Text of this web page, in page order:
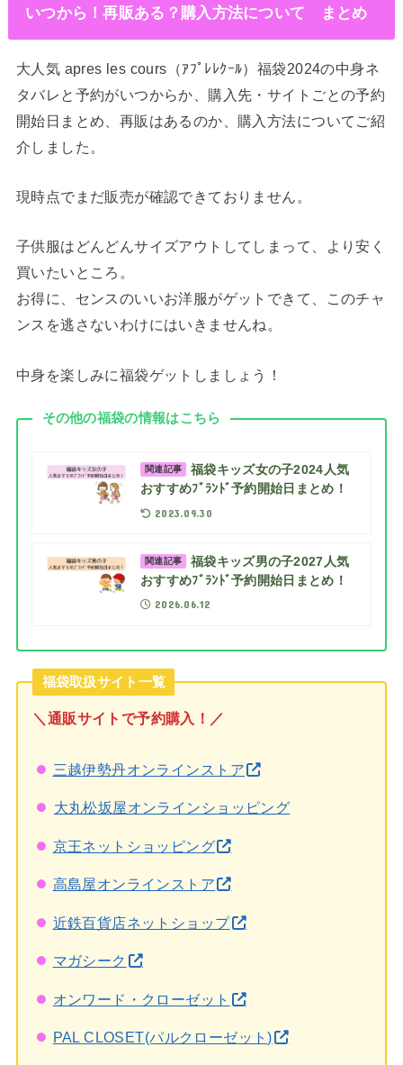
いつから！再販ある？購入方法について まとめ
大人気 apres les cours（ｱﾌﾟﾚﾚｸｰﾙ）福袋2024の中身ネ
タバレと予約がいつからか、購入先・サイトごとの予約
開始日まとめ、再販はあるのか、購入方法についてご紹
介しました。
現時点でまだ販売が確認できておりません。
子供服はどんどんサイズアウトしてしまって、より安く
買いたいところ。
お得に、センスのいいお洋服がゲットできて、このチャ
ンスを逃さないわけにはいきませんね。
中身を楽しみに福袋ゲットしましょう！
その他の福袋の情報はこちら
関連記事
福袋キッズ女の子2024人気
おすすめﾌﾞﾗﾝﾄﾞ予約開始日まとめ！
2023.09.30
関連記事
福袋キッズ男の子2027人気
おすすめﾌﾞﾗﾝﾄﾞ予約開始日まとめ！
2026.06.12
福袋取扱サイト一覧
＼通販サイトで予約購入！／
三越伊勢丹オンラインストア
大丸松坂屋オンラインショッピング
京王ネットショッピング
高島屋オンラインストア
近鉄百貨店ネットショップ
マガシーク
オンワード・クローゼット
PAL CLOSET(パルクローゼット)